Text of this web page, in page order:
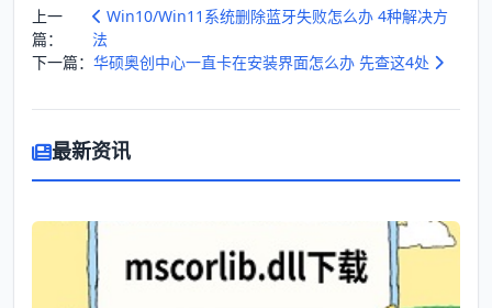
上一
篇：
Win10/Win11系统删除蓝牙失败怎么办 4种解决方
法
下一篇： 华硕奥创中心一直卡在安装界面怎么办 先查这4处
最新资讯